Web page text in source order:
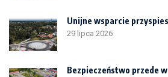
Unijne wsparcie
29 lipca 2026
Bezpieczeństwo przede